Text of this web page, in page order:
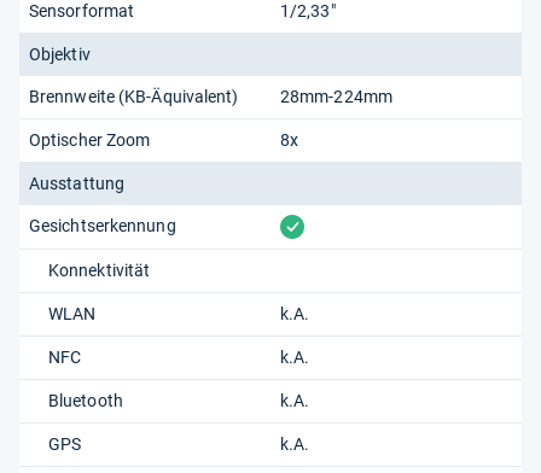
Sensorformat 1/2,33"
Objektiv
Brennweite (KB-Äquivalent) 28mm-224mm
Optischer Zoom 8x
Ausstattung
Gesichtserkennung vorhanden
Konnektivität
WLAN k.A.
NFC k.A.
Bluetooth k.A.
GPS k.A.